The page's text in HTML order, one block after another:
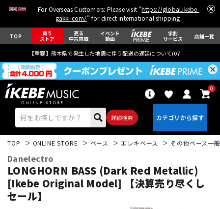
For Overseas Customers: Please visit "https://global.ikebe-
gakki.com/" for direct international shipping.
TOP 買う
ストア
売る
中古買取
イベント
動画
学割
サービス 店舗一覧
【重要】熊本県で発生した地震に伴う配送の遅延について(07月29日
詳細検索
0
TOP ONLINE STORE ベース エレキベース その他ベース一般
Danelectro
LONGHORN BASS (Dark Red Metallic)
[Ikebe Original Model] 【決算売り尽くし
セール】